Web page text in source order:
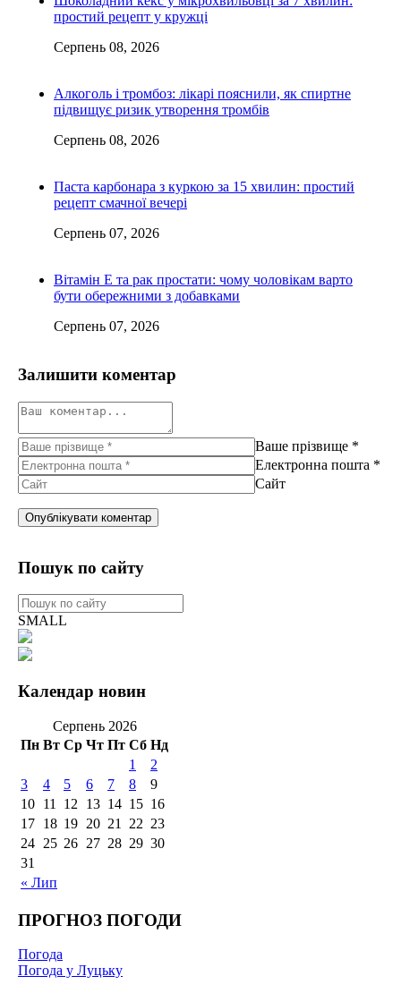
простий рецепт у кружці
Серпень 08, 2026
Алкоголь і тромбоз: лікарі пояснили, як спиртне
підвищує ризик утворення тромбів
Серпень 08, 2026
Паста карбонара з куркою за 15 хвилин: простий
рецепт смачної вечері
Серпень 07, 2026
Вітамін Е та рак простати: чому чоловікам варто
бути обережними з добавками
Серпень 07, 2026
Залишити коментар
Ваше прізвище *
Електронна пошта *
Сайт
Пошук по сайту
SMALL
Календар новин
Серпень 2026
Пн Вт Ср Чт Пт Сб Нд
« Лип
1
2
3
4 5 6 7 8
9
10 11 12 13 14 15 16
17 18 19 20 21 22 23
24 25 26 27 28 29 30
31
ПРОГНОЗ ПОГОДИ
Погода
Погода у Луцьку